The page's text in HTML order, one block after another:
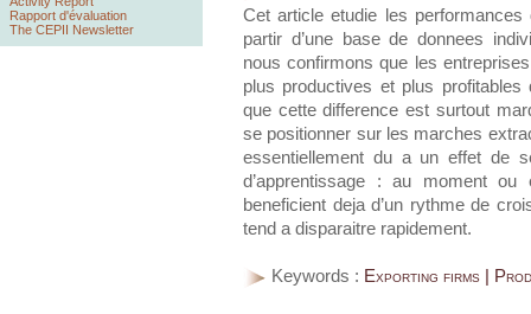
Rapport d'évaluation
The CEPII Newsletter
Cet article etudie les
partir d’une base de donnees
nous confirmons que les
plus productives et plus
que cette difference est surtout
se positionner sur les marches
essentiellement du a un effet de
d’apprentissage : au moment
beneficient deja d’un rythme de
tend a disparaitre rapidement.
Keywords : Exporting firms |